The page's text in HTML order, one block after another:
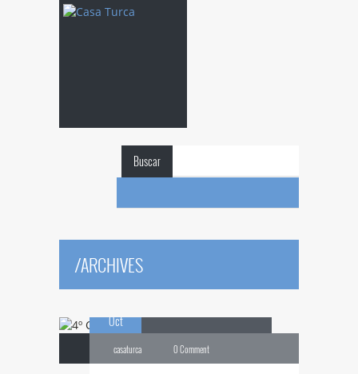
Buscar
/ARCHIVES
06
Oct
4ºCONCIERTO DE
casaturca 0 Comment